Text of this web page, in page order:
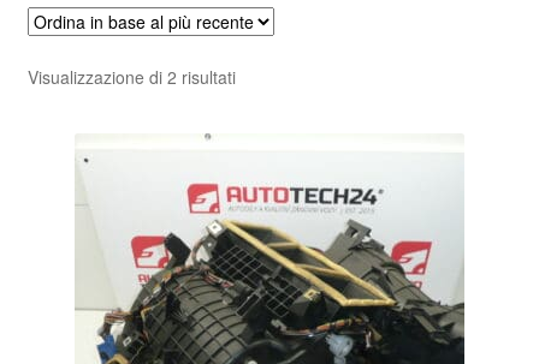
Visualizzazione di 2 risultatiOrdina
più
recente